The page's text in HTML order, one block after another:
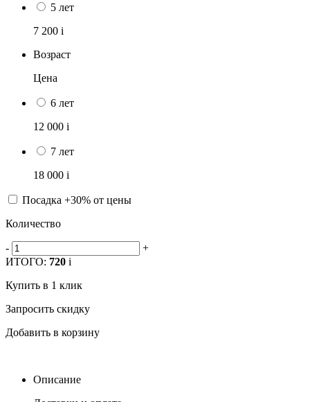
5 лет
7 200 i
Возраст
Цена
6 лет
12 000 i
7 лет
18 000 i
Посадка +30% от цены
Количество
-
+
ИТОГО: 720 i
Купить в 1 клик
Запросить скидку
Добавить в корзину
Описание